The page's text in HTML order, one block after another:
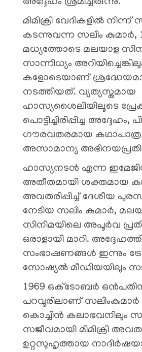
മിമിക്രി വേദികളിൽ നിന്ന്
കടന്നുവന്ന സലിം കുമാർ,
മധ്യത്തോടെ മലയാള
സാന്നിധ്യം
കളോടെയാണ്
നടത്തിയത്. വ്യത്യസ്തമായ
ഹാസ്യശൈലിയിലൂടെ
പൊട്ടിച്ചിരിപ്പിച്ച അദ്ദേഹം,
ഗൗരവതരമായ
അസാമാന്യ അഭിനയപ്രതിഭ
ഹാസ്യനടൻ എന്ന
അതീതമായി ശക്തമായ
അവതരിപ്പിച്ച് ദേശീയ
നേടിയ സലിം കുമാർ,
സിനിമയിലെ അപൂർവ
ഒരാളായി മാറി.
സംഭാഷണങ്ങൾ ഇന്നും
സോഷ്യൽ മീഡിയയിലും
1969 ഒക്ടോബർ
പറവൂരിലാണ് സലിംകുമാർ
കൊച്ചിൻ കലാഭവനിലും
സജീവമായി മിമിക്രി
ഉറ്റസുഹൃത്തായ